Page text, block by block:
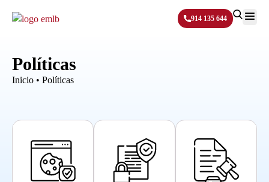
914 135 644
Políticas
Inicio • Políticas